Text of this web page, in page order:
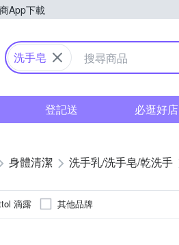
App下載
購物中心
洗手皂
登記送 必逛好店
身體清潔 洗手乳/洗手皂/乾洗手
滴露 其他品牌